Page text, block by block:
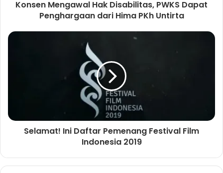
Konsen Mengawal Hak Disabilitas, PWKS Dapat
Penghargaan dari Hima PKh Untirta
Selamat! Ini Daftar Pemenang Festival Film
Indonesia 2019